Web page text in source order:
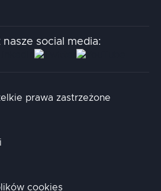
social media:
prawa zastrzeżone
cookies